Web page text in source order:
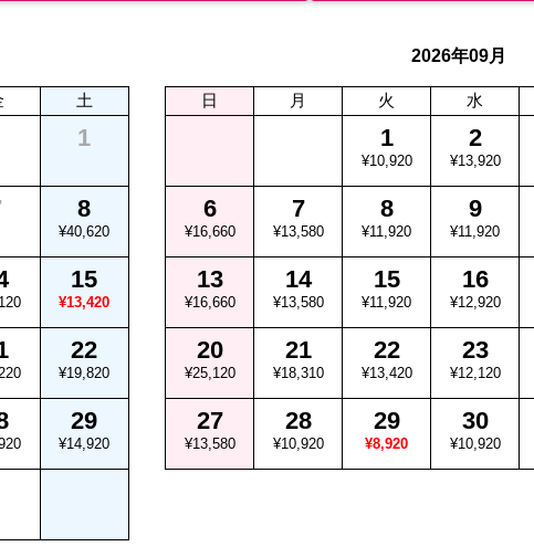
土
1
8
¥40,620
15
¥13,420
22
¥19,820
29
¥14,920
2026年09月
日 月 火 水
1
¥10,920
2
¥13,920
6
¥16,660
7
¥13,580
8
¥11,920
9
¥11,920
13
¥16,660
14
¥13,580
15
¥11,920
16
¥12,920
20
¥25,120
21
¥18,310
22
¥13,420
23
¥12,120
27
¥13,580
28
¥10,920
29
¥8,920
30
¥10,920